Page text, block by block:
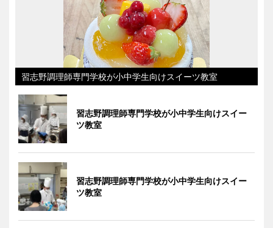
習志野調理師専門学校が小中学生向けスイーツ教室
習志野調理師専門学校が小中学生向けスイー
ツ教室
習志野調理師専門学校が小中学生向けスイー
ツ教室